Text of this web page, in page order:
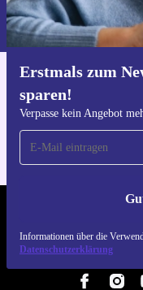
Erstmals zum
sparen!
Verpasse kein Angebot
Informationen über die
Datenschutzerklärung
Informationen über die
du in unserer